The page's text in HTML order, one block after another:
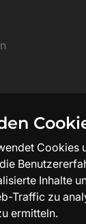
Cookies
Inhalte
Traffic zu
ermitteln.